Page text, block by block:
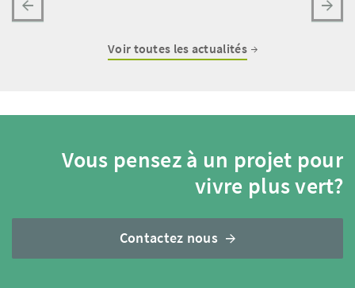
Voir toutes les actualités
Vous pensez à un projet pour
vivre plus vert?
Contactez nous